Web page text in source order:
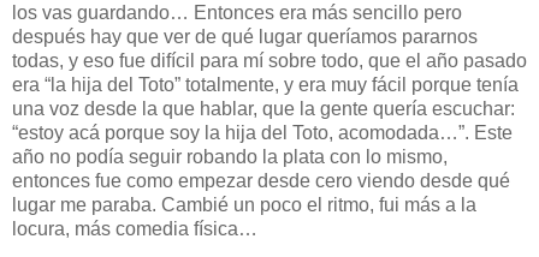
los vas guardando… Entonces era más sencillo pero
después hay que ver de qué lugar queríamos pararnos
todas, y eso fue difícil para mí sobre todo, que el año pasado
era “la hija del Toto” totalmente, y era muy fácil porque tenía
una voz desde la que hablar, que la gente quería escuchar:
“estoy acá porque soy la hija del Toto, acomodada…”. Este
año no podía seguir robando la plata con lo mismo,
entonces fue como empezar desde cero viendo desde qué
lugar me paraba. Cambié un poco el ritmo, fui más a la
locura, más comedia física…